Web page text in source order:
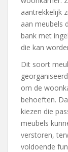
aantrekkelijk
aan meubels
bank met
die kan
Dit soort
om de
behoeften.
kiezen die
meubels
verstoren,
voldoende